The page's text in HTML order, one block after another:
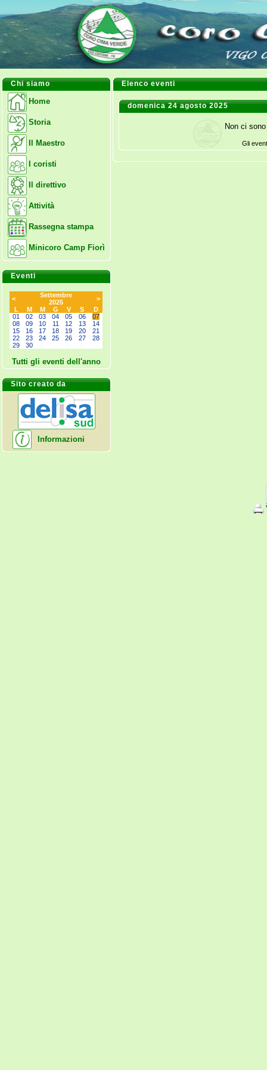
Chi siamo
Home
Storia
Il Maestro
I coristi
Il direttivo
Attività
Rassegna stampa
Minicoro Camp Fiorì
Eventi
<
Settembre
2025
>
L
M M G V S
D
01
02 03 04 05 06
07
08
09 10 11 12 13
14
15
16 17 18 19 20
21
22
23 24 25 26 27
28
29
30
Tutti gli eventi dell'anno
Sito creato da
Informazioni
Elenco eventi
domenica 24 agosto 2025
Non ci
Gli